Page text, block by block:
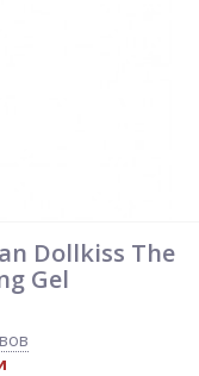
Dollkiss The
Gel